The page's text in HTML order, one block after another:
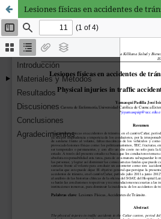
Lesiones físicas en accidentes de